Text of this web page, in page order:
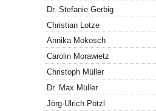
Dr. Stefanie Gerbig
Christian Lotze
Annika Mokosch
Carolin Morawietz
Christoph Müller
Dr. Max Müller
Jörg-Ulrich Pötzl